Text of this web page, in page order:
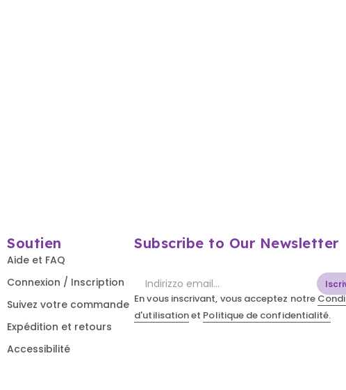
Soutien
Aide et FAQ
Connexion / Inscription
Suivez votre commande
Expédition et retours
Accessibilité
Subscribe to Our Newsletter
En vous inscrivant, vous acceptez notre
d'utilisationet Politique de confidentialité.